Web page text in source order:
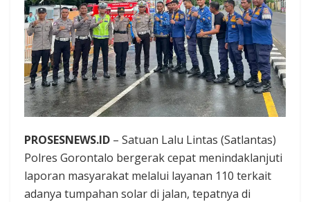
PROSESNEWS.ID – Satuan Lalu Lintas (Satlantas)
Polres Gorontalo bergerak cepat menindaklanjuti
laporan masyarakat melalui layanan 110 terkait
adanya tumpahan solar di jalan, tepatnya di